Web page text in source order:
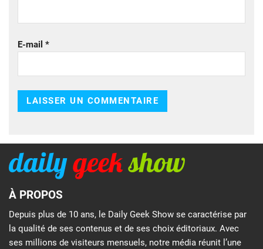
E-mail *
À PROPOS
Depuis plus de 10 ans, le Daily Geek Show se caractérise par
la qualité de ses contenus et de ses choix éditoriaux. Avec
ses millions de visiteurs mensuels, notre média réunit l’une